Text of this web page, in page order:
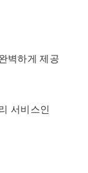
벽하게 제공
서비스인